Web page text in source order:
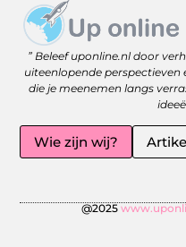
” Beleef uponline.nl door
uiteenlopende perspectieven
die je meenemen langs
Wie zijn wij?
@2025